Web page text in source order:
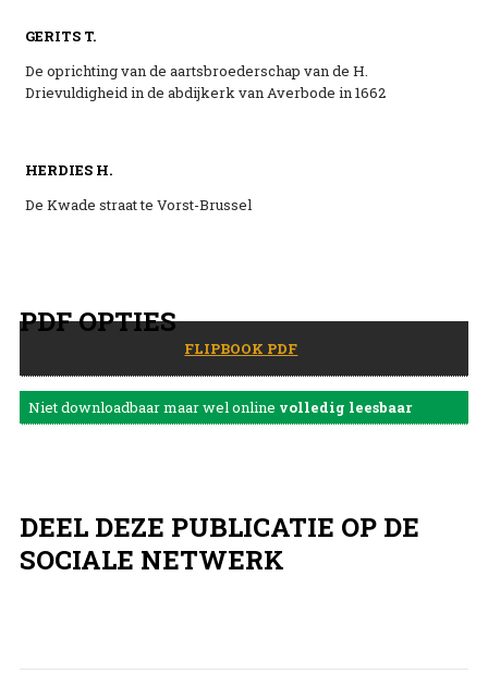
GERITS T.
De oprichting van de aartsbroederschap van de H.
Drievuldigheid in de abdijkerk van Averbode in 1662
HERDIES H.
De Kwade straat te Vorst-Brussel
PDF OPTIES
FLIPBOOK PDF
Niet downloadbaar maar wel online volledig leesbaar
DEEL DEZE PUBLICATIE OP DE
SOCIALE NETWERK